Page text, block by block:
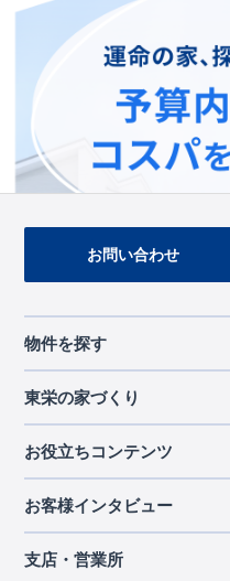
この物件
おす
お問い合わせ
物件を探す
エリアから探す
北海道・東北
北海道
宮城県
千葉県
東栄の家づくり
長期優良住宅
住宅性能評価書
ブルーミングガーデンは地
お役立ちコンテンツ
ご契約までの道のり
現地見学ガイド
お客様インタビュー
支店・営業所